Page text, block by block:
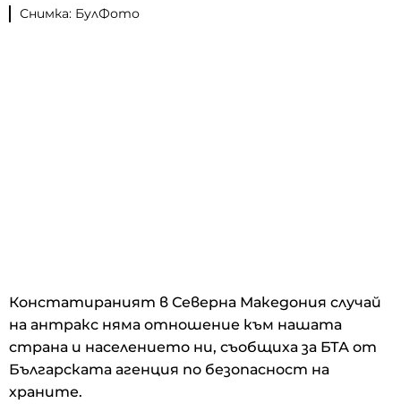
Снимка: БулФото
Констатираният в Северна Македония случай
на антракс няма отношение към нашата
страна и населението ни, съобщиха за БТА от
Българската агенция по безопасност на
храните.